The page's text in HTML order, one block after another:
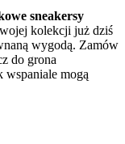
sneakersy
kolekcji już dziś
wygodą. Zamów
do grona
wspaniale mogą